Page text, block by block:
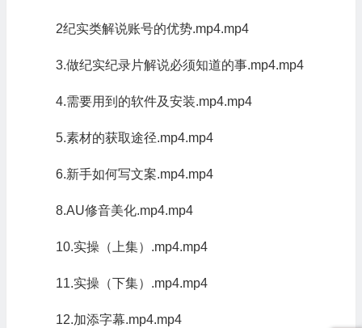
2纪实类解说账号的优势.mp4.mp4
3.做纪实纪录片解说必须知道的事.mp4.mp4
4.需要用到的软件及安装.mp4.mp4
5.素材的获取途径.mp4.mp4
6.新手如何写文案.mp4.mp4
8.AU修音美化.mp4.mp4
10.实操（上集）.mp4.mp4
11.实操（下集）.mp4.mp4
12.加添字幕.mp4.mp4